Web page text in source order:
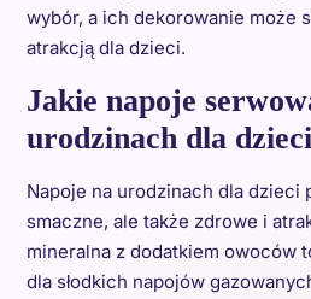
wybór, a ich dekorowanie może
atrakcją dla dzieci.
Jakie napoje
urodzinach dla
Napoje na urodzinach dla dzieci
smaczne, ale także zdrowe i
mineralna z dodatkiem owoców
dla słodkich napojów